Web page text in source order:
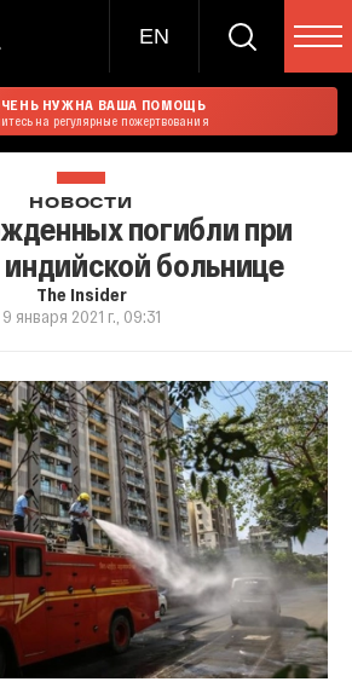
EN
НУЖНА ВАША ПОМОЩЬ
на регулярные пожертвования
НОВОСТИ
погибли при
больнице
The Insider
9 января 2021 г., 09:31